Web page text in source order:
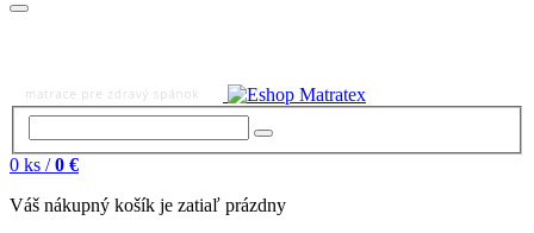
0 ks / 0 €
Váš nákupný košík je zatiaľ prázdny